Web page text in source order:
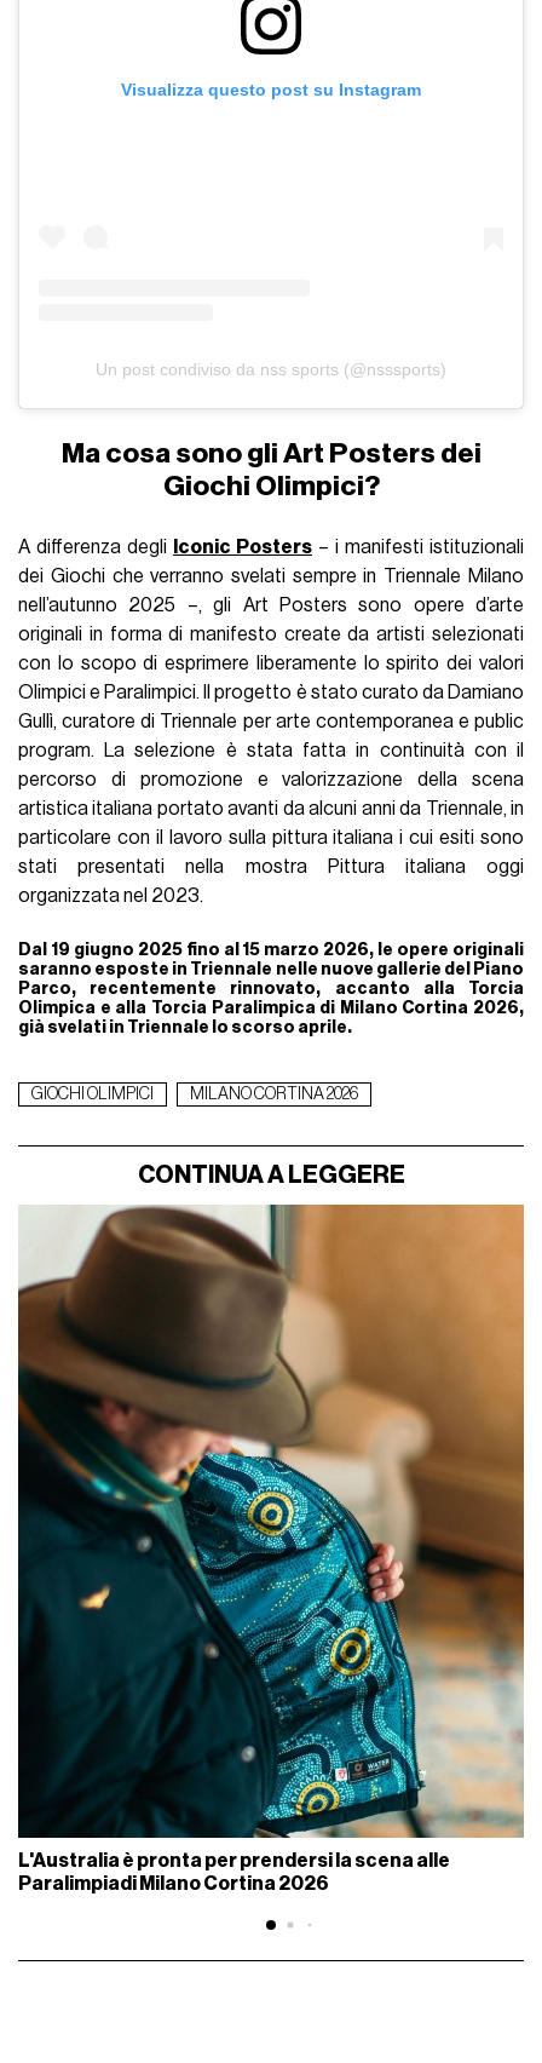
Visualizza questo post su Instagram
Un post condiviso da nss sports (@nsssports)
Ma cosa sono gli Art Posters dei
Giochi Olimpici?
A differenza degli Iconic Posters – i manifesti istituzionali
dei Giochi che verranno svelati sempre in Triennale Milano
nell’autunno 2025 –, gli Art Posters sono opere d’arte
originali in forma di manifesto create da artisti selezionati
con lo scopo di esprimere liberamente lo spirito dei valori
Olimpici e Paralimpici. Il progetto è stato curato da Damiano
Gullì, curatore di Triennale per arte contemporanea e public
program. La selezione è stata fatta in continuità con il
percorso di promozione e valorizzazione della scena
artistica italiana portato avanti da alcuni anni da Triennale, in
particolare con il lavoro sulla pittura italiana i cui esiti sono
stati presentati nella mostra Pittura italiana oggi
organizzata nel 2023.
Dal 19 giugno 2025 fino al 15 marzo 2026, le opere originali
saranno esposte in Triennale nelle nuove gallerie del Piano
Parco, recentemente rinnovato, accanto alla Torcia
Olimpica e alla Torcia Paralimpica di Milano Cortina 2026,
già svelati in Triennale lo scorso aprile.
GIOCHI OLIMPICI MILANO CORTINA 2026
CONTINUA A LEGGERE
L'Australia è pronta per prendersi la scena alle
Paralimpiadi Milano Cortina 2026